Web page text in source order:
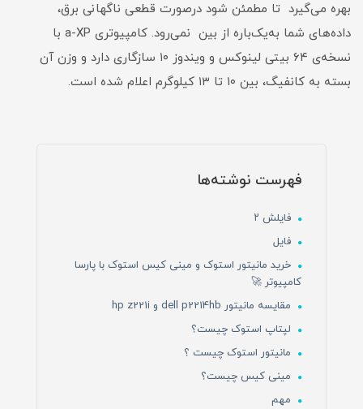
بهره می‌گیرد تا مطمئن شود درصورت قطعی ناگهانی برق،
داده‌های شما به‌یک‌باره از بین نمی‌رود. کامپیوتر‌ی a-XP با
نسخه‌ی ۶۴ بیتی لینوکس و ویندوز ۱۰ سازگاری دارد و وزن آن
بسته به کانفیگ، بین ۱۰ تا ۱۳ کیلوگرم اعلام شده است.
فهرست نوشته‌ها
فایلش ۲
فایل
خرید مانیتور استوک و مینی کیس استوک با پارسا
کامپیوتر 🚀
مقایسه مانیتور dell p2214hb و hp z221i
لپتاپ استوک چیست؟
مانیتور استوک چیست ؟
مینی کیس چیست؟
مهم